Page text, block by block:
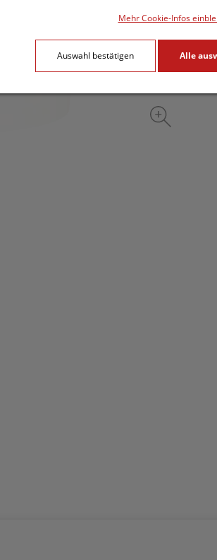
Mehr Cookie-Infos
Auswahl bestätigen Alle